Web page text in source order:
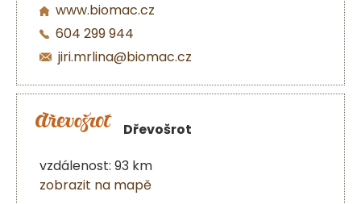
www.biomac.cz
604 299 944
jiri.mrlina@biomac.cz
Dřevošrot
vzdálenost: 93 km
zobrazit na mapě